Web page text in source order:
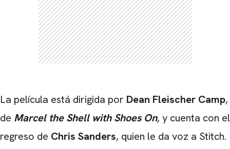
La película está dirigida por Dean Fleischer Camp,
de Marcel the Shell with Shoes On, y cuenta con el
regreso de Chris Sanders, quien le da voz a Stitch.
CARREGANDO PUBLICIDADE